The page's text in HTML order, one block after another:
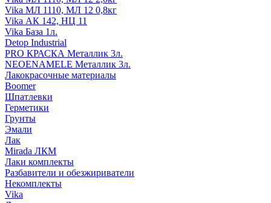
Vika МЛ 1110, МЛ 12 0,8кг
Vika АК 142, НЦ 11
Vika База 1л.
Detop Industrial
PRO КРАСКА Металлик 3л.
NEOENAMELE Металлик 3л.
Лакокрасочные материалы
Boomer
Шпатлевки
Герметики
Грунты
Эмали
Лак
Mirada ЛКМ
Лаки комплекты
Разбавители и обезжириватели
Некомплекты
Vika